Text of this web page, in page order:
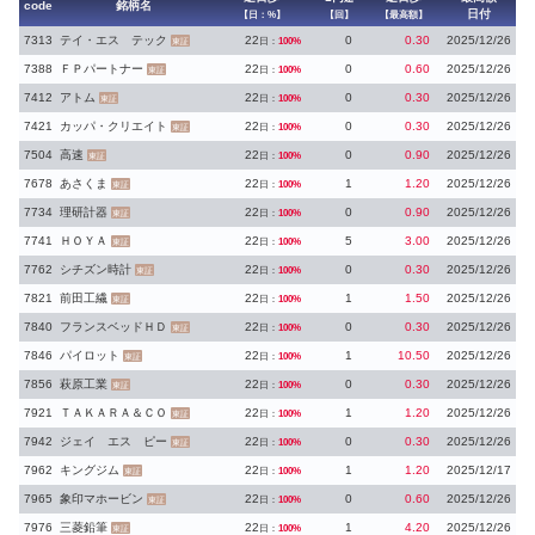
code 銘柄名
【日：%】
【回】
【最高額】
日付
7313
テイ・エス テック 東証 22 日： 100% 0 0.30 2025/12/26
7388 ＦＰパートナー 東証 22 日： 100% 0 0.60 2025/12/26
7412 アトム 東証 22 日： 100% 0 0.30 2025/12/26
7421 カッパ・クリエイト 東証 22 日： 100% 0 0.30 2025/12/26
7504 高速 東証 22 日： 100% 0 0.90 2025/12/26
7678 あさくま 東証 22 日： 100% 1 1.20 2025/12/26
7734 理研計器 東証 22 日： 100% 0 0.90 2025/12/26
7741 ＨＯＹＡ 東証 22 日： 100% 5 3.00 2025/12/26
7762 シチズン時計 東証 22 日： 100% 0 0.30 2025/12/26
7821 前田工繊 東証 22 日： 100% 1 1.50 2025/12/26
7840 フランスベッドＨＤ 東証 22 日： 100% 0 0.30 2025/12/26
7846 パイロット 東証 22 日： 100% 1 10.50 2025/12/26
7856 萩原工業 東証 22 日： 100% 0 0.30 2025/12/26
7921 ＴＡＫＡＲＡ＆ＣＯ 東証 22 日： 100% 1 1.20 2025/12/26
7942 ジェイ エス ピー 東証 22 日： 100% 0 0.30 2025/12/26
7962 キングジム 東証 22 日： 100% 1 1.20 2025/12/17
7965 象印マホービン 東証 22 日： 100% 0 0.60 2025/12/26
7976 三菱鉛筆 東証 22 日： 100% 1 4.20 2025/12/26